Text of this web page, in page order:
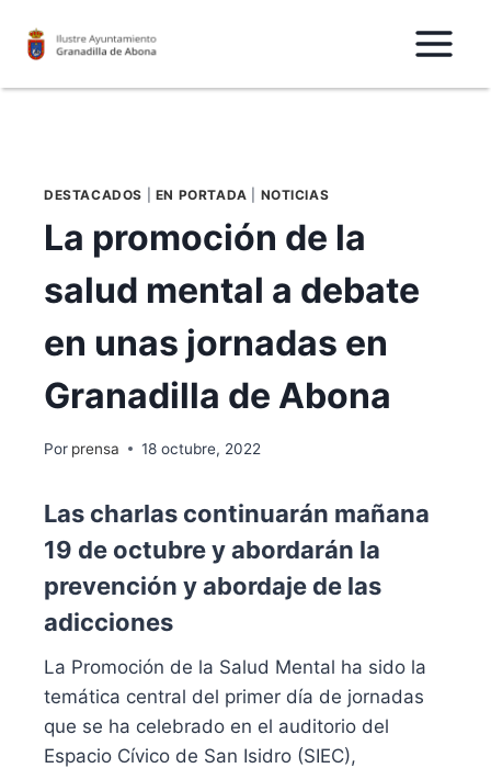
DESTACADOS EN PORTADA NOTICIAS
La promoción de la
salud mental a debate
en unas jornadas en
Granadilla de Abona
Por prensa 18 octubre, 2022
Las charlas continuarán mañana
19 de octubre y abordarán la
prevención y abordaje de las
adicciones
La Promoción de la Salud Mental ha sido la
temática central del primer día de jornadas
que se ha celebrado en el auditorio del
Espacio Cívico de San Isidro (SIEC),